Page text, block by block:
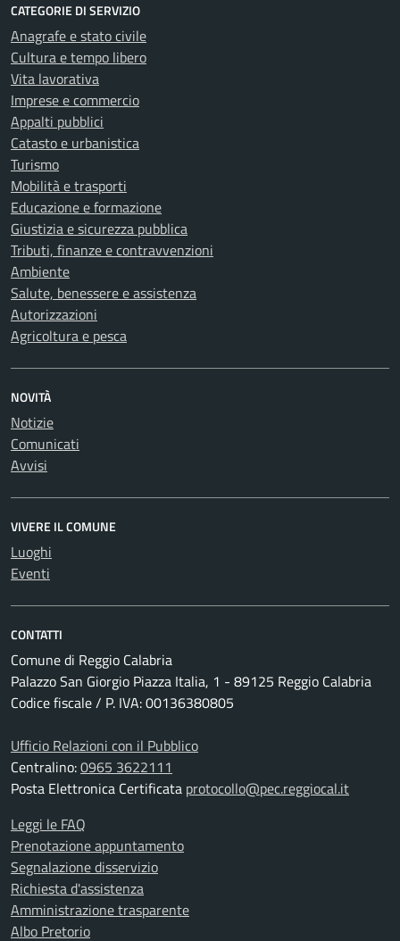
CATEGORIE DI SERVIZIO
Anagrafe e stato civile
Cultura e tempo libero
Vita lavorativa
Imprese e commercio
Appalti pubblici
Catasto e urbanistica
Turismo
Mobilità e trasporti
Educazione e formazione
Giustizia e sicurezza pubblica
Tributi, finanze e contravvenzioni
Ambiente
Salute, benessere e assistenza
Autorizzazioni
Agricoltura e pesca
NOVITÀ
Notizie
Comunicati
Avvisi
VIVERE IL COMUNE
Luoghi
Eventi
CONTATTI
Comune di Reggio Calabria
Palazzo San Giorgio Piazza Italia, 1 - 89125 Reggio Calabria
Codice fiscale / P. IVA: 00136380805
Ufficio Relazioni con il Pubblico
Centralino:0965 3622111
Posta Elettronica Certificata protocollo@pec.reggiocal.it
Leggi le FAQ
Prenotazione appuntamento
Segnalazione disservizio
Richiesta d'assistenza
Amministrazione trasparente
Albo Pretorio